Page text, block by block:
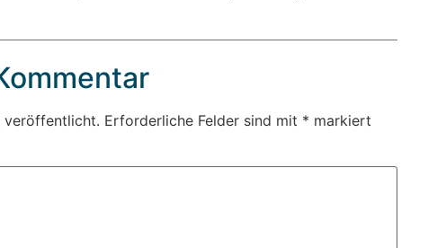
veröffentlicht. Erforderliche Felder sind mit * markiert